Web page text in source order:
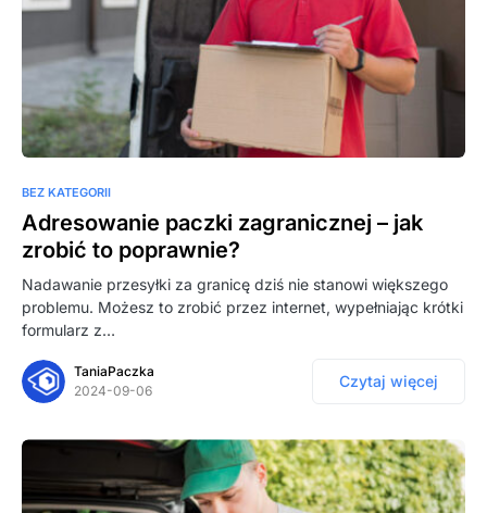
BEZ KATEGORII
Adresowanie paczki zagranicznej – jak
zrobić to poprawnie?
Nadawanie przesyłki za granicę dziś nie stanowi większego
problemu. Możesz to zrobić przez internet, wypełniając krótki
formularz z…
TaniaPaczka
2024-09-06
Czytaj więcej